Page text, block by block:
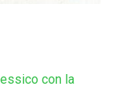
con la